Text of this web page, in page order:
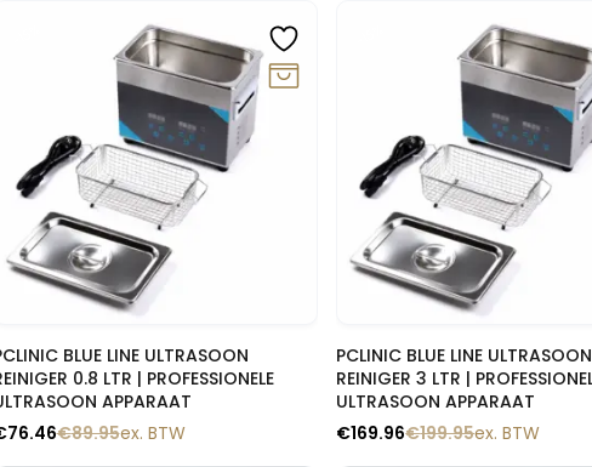
Snelle blik
BLUE LINE ULTRASOON
0.8 LTR | PROFESSIONELE
APPARAAT
€89.95
76.46 ex. BTW
Snelle blik
PCLINIC BLUE LINE ULTRASOON
REINIGER 3 LTR |
ULTRASOON APPARAAT
€199.95
€169.96 ex. BTW